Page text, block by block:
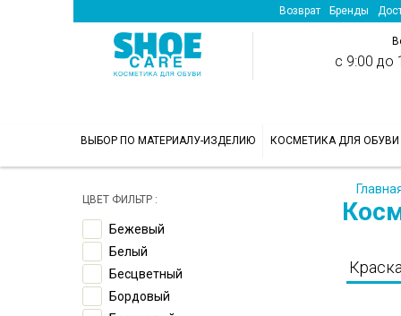
Возврат Бренды
с 9:00 до
ВЫБОР ПО МАТЕРИАЛУ-ИЗДЕЛИЮ КОСМЕТИКА ДЛЯ ОБУВИ
ЦВЕТ ФИЛЬТР :
Бежевый
Белый
Бесцветный
Бордовый